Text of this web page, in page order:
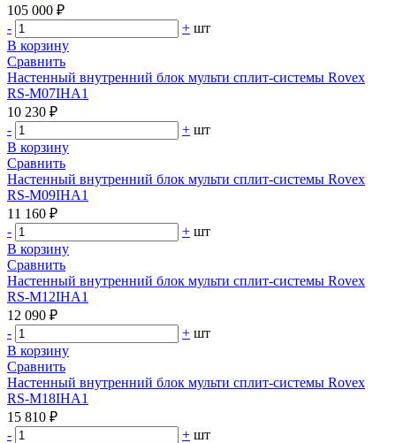
105 000 ₽
-
+ шт
В корзину
Сравнить
Настенный внутренний блок мульти сплит-системы Rovex
RS-M07IHA1
10 230 ₽
-
+ шт
В корзину
Сравнить
Настенный внутренний блок мульти сплит-системы Rovex
RS-M09IHA1
11 160 ₽
-
+ шт
В корзину
Сравнить
Настенный внутренний блок мульти сплит-системы Rovex
RS-M12IHA1
12 090 ₽
-
+ шт
В корзину
Сравнить
Настенный внутренний блок мульти сплит-системы Rovex
RS-M18IHA1
15 810 ₽
-
+ шт